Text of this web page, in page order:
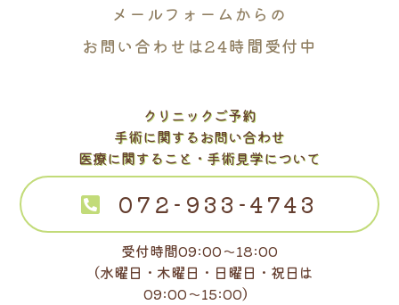
メールフォームからの
お問い合わせは24時間受付中
クリニックご予約
手術に関するお問い合わせ
医療に関すること・手術見学について
072-933-4743
受付時間09:00～18:00
（水曜日・木曜日・日曜日・祝日は
09:00～15:00）